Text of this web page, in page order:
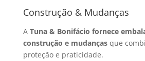
Construção & Mudanças
A Tuna & Bonifácio fornece
construção e mudançasque
proteção e praticidade.